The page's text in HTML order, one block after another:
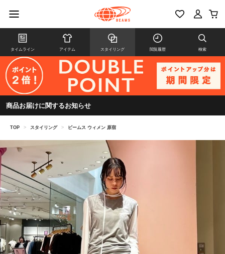
タイムライン アイテム スタイリング 閲覧履歴 検索
商品お届けに関するお知らせ
TOP > スタイリング > ビームス ウィメン 原宿